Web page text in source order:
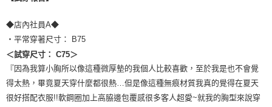
◆店內社員A◆
・平常穿著尺寸： B75
＜試穿尺寸： C75＞
『因為我算小胸所以像這種微厚墊的我個人比較喜歡，至於我是也不會覺
得太熱，畢竟夏天穿什麼都很熱…但是像這種無痕材質我真的覺得在夏天
很好搭配衣服!!軟鋼圈加上高脇邊包覆感很多客人超愛~就我的胸型來說穿